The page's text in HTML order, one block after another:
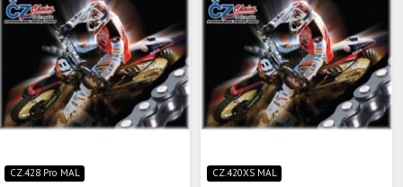
CZ.428 Pro MAL CZ.420XS MAL